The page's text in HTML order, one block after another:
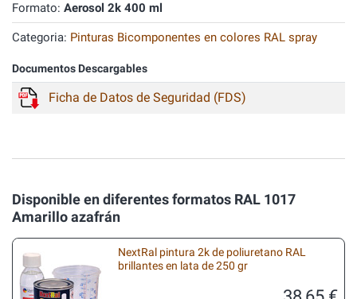
Formato: Aerosol 2k 400 ml
Categoria: Pinturas Bicomponentes en colores RAL spray
Documentos Descargables
Ficha de Datos de Seguridad (FDS)
Disponible en diferentes formatos RAL 1017
Amarillo azafrán
NextRal pintura 2k de poliuretano RAL
brillantes en lata de 250 gr